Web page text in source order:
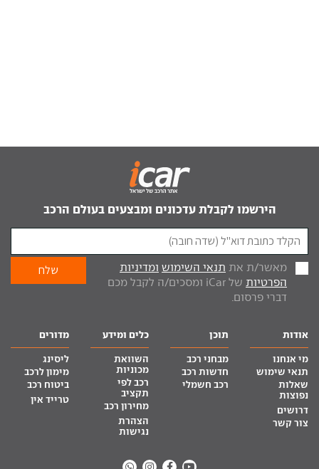
הירשמו לקבלת עדכונים ומבצעים בעולם הרכב
מאשר/ת את תנאי השימוש ומדיניות
הפרטיות
של iCar ומסכים/ה לקבל מכם
דברי פרסום.
אודות
מי אנחנו
תנאי שימוש
שאלות
נפוצות
דרושים
צור קשר
תוכן
מבחני רכב
חדשות רכב
רכב חשמלי
כלים ומידע
השוואת
מכוניות
רכב לפי
תקציב
מחירון רכב
הצהרת
נגישות
מדורים
ליסינג
מימון לרכב
ביטוח רכב
טרייד אין